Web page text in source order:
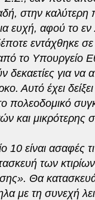
στην καλύτερη
ευχή, αφού το
εντάχθηκε σε
το Υπουργείο
δεκαετίες για να
Αυτό έχει
πολεοδομικό
και μικρότερης
10 είναι ασαφές
των
Θα
με τη συνεχή